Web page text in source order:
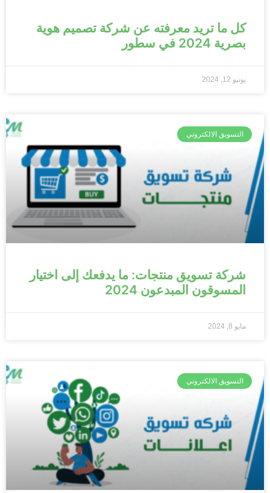
كل ما تريد معرفته عن شركة تصميم هوية
بصرية 2024 في سطور
يونيو 12, 2024
التسويق الالكتروني
شركة تسويق منتجات: ما يدفعك إلى اختيار
المسوقون المبدعون 2024
مايو 8, 2024
التسويق الالكتروني